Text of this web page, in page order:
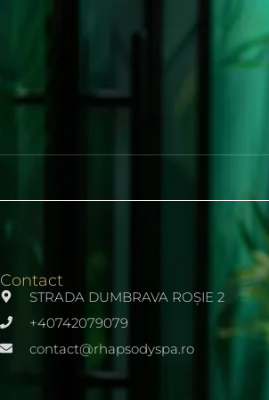
Contact
STRADA DUMBRAVA ROȘIE 2
+40742079079
contact@rhapsodyspa.ro